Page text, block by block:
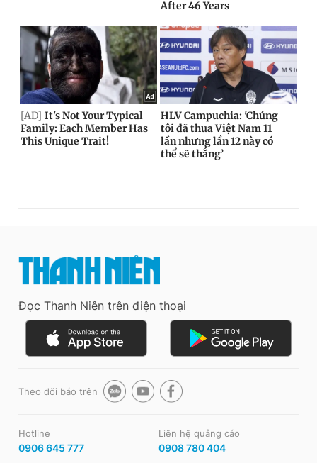
Đọc Thanh Niên trên điện thoại
Theo dõi báo trên
Hotline
0906 645 777
Liên hệ quảng cáo
0908 780 404